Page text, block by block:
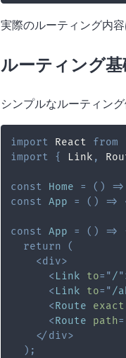
実際のルーティング内
ルーティング
シンプルなルーティン
import React from
import
{ Link ,
const Home = ( ) =>
const
App = ( ) =>
const App = ( ) =>
return
(
<div>
< Link to= "/"
< Link to= "/
<Route exact
<Route path=
</ div>
) ;